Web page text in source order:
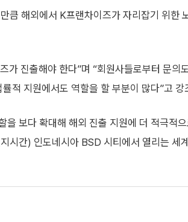
큼 해외에서 K프랜차이즈가 자리잡기 위한
가 진출해야 한다”며 “회원사들로부터 문의
적 지원에서도 역할을 할 부분이 많다”고 강
보다 확대해 해외 진출 지원에 더 적극적
시간) 인도네시아 BSD 시티에서 열리는 세